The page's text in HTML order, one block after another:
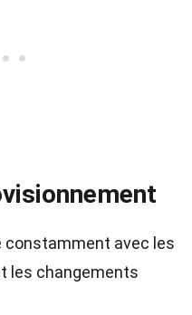
constamment avec les
les changements